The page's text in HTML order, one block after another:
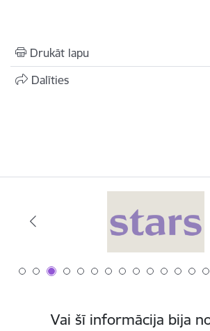
Drukāt lapu
Dalīties
Vai šī informācija bija